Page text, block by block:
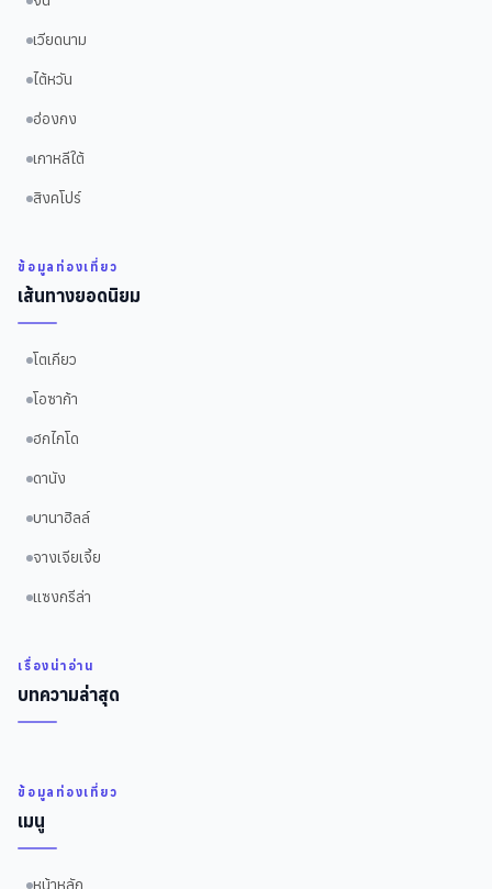
เวียดนาม
ไต้หวัน
ฮ่องกง
เกาหลีใต้
สิงคโปร์
ข้อมูลท่องเที่ยว
เส้นทางยอดนิยม
โตเกียว
โอซาก้า
ฮกไกโด
ดานัง
บานาฮิลล์
จางเจียเจี้ย
แซงกรีล่า
เรื่องน่าอ่าน
บทความล่าสุด
ข้อมูลท่องเที่ยว
เมนู
หน้าหลัก